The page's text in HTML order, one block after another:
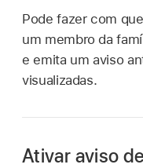
Pode fazer com
um membro da
e emita um aviso
visualizadas.
Ativar aviso